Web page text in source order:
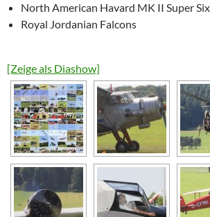
North American Havard MK II Super Six
Royal Jordanian Falcons
[Zeige als Diashow]